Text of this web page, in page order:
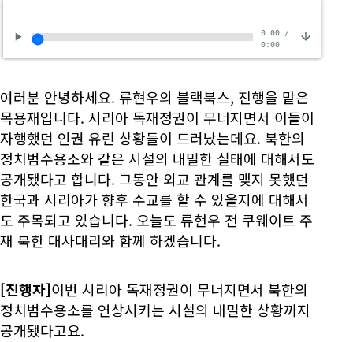
0:00/
0:00
여러분 안녕하세요. 류현우의 블랙북스, 진행을 맡은
목용재입니다. 시리아 독재정권이 무너지면서 이들이
자행했던 인권 유린 상황들이 드러났는데요. 북한의
정치범수용소와 같은 시설의 내밀한 실태에 대해서도
공개됐다고 합니다. 그동안 외교 관계를 맺지 못했던
한국과 시리아가 향후 수교를 할 수 있을지에 대해서
도 주목되고 있습니다. 오늘도 류현우 전 쿠웨이트 주
재 북한 대사대리와 함께 하겠습니다.
[진행자]이번 시리아 독재정권이 무너지면서 북한의
정치범수용소를 연상시키는 시설의 내밀한 상황까지
공개됐다고요.